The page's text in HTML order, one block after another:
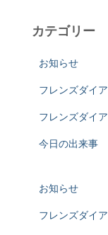
カテゴリー
お知らせ
フレンズダイ
フレンズダイ
今日の出来事
お知らせ
フレンズダイ